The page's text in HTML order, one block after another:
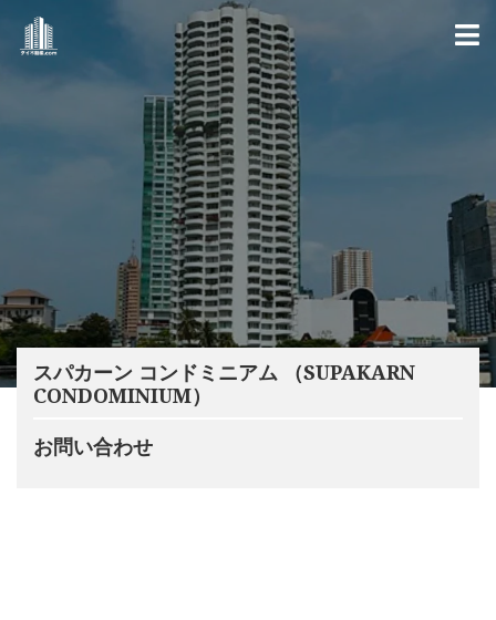
スパカーン コンドミニアム （SUPAKARN
CONDOMINIUM）
お問い合わせ